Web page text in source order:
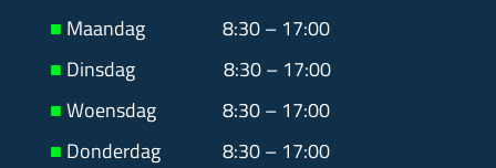
■ Maandag
8:30 – 17:00
■ Dinsdag 8:30 – 17:00
■Woensdag 8:30 – 17:00
■ Donderdag 8:30 – 17:00